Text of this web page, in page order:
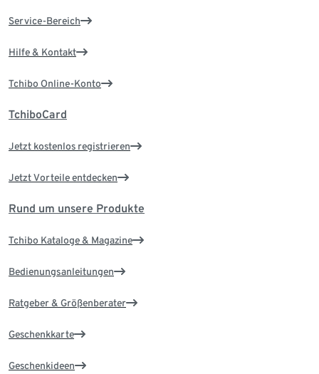
Service-Bereich
Hilfe & Kontakt
Tchibo Online-Konto
TchiboCard
Jetzt kostenlos registrieren
Jetzt Vorteile entdecken
Rund um unsere Produkte
Tchibo Kataloge & Magazine
Bedienungsanleitungen
Ratgeber & Größenberater
Geschenkkarte
Geschenkideen